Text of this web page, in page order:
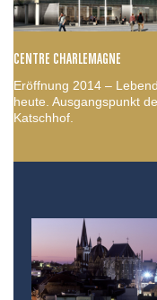
CENTRE CHARLEMAGNE
Eröffnung 2014 –
heute. Ausgangspunkt
Katschhof.